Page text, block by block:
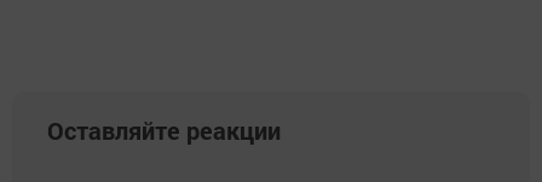
Оставляйте реакции